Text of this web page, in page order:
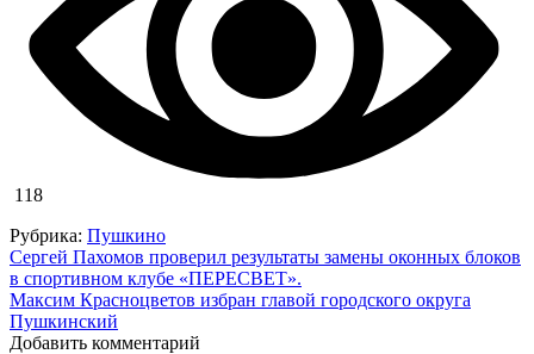
118
Рубрика: Пушкино
Навигация
по
записям
Сергей Пахомов проверил результаты замены оконных блоков
в спортивном клубе «ПЕРЕСВЕТ».
Максим Красноцветов избран главой городского округа
Пушкинский
Добавить комментарий